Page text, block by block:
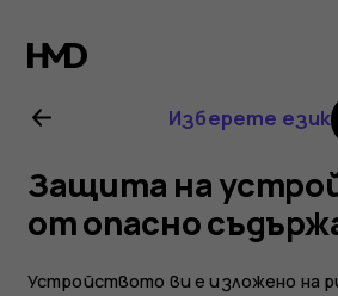
на
за
Изберете език
Защита на
от опасно
Устройството ви е изложено на